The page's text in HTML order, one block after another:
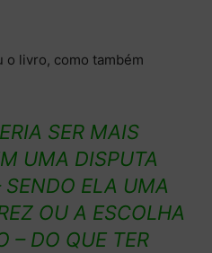
o livro, como também
SER MAIS
UMA DISPUTA
ELA UMA
OU A ESCOLHA
– DO QUE TER